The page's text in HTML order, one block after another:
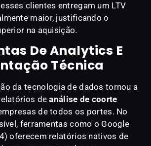
clientes entregam um LTV
maior, justificando o
na aquisição.
De Analytics E
Técnica
da tecnologia de dados tornou a
deanálise de coorte
de todos os portes. No
ferramentas como o Google
oferecem relatórios nativos de